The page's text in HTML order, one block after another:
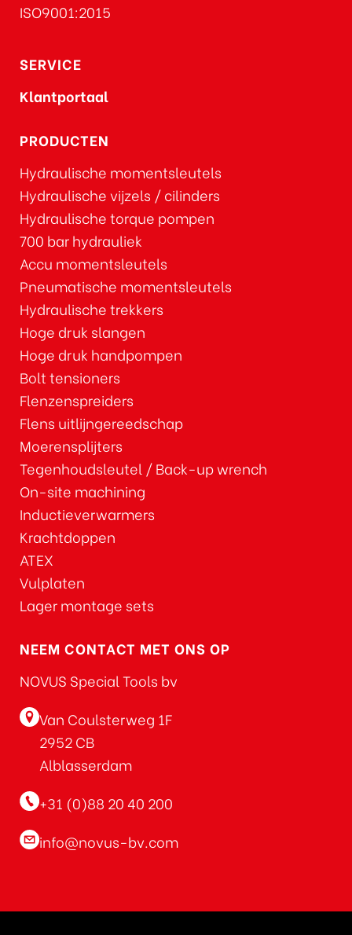
ISO9001:2015
SERVICE
Klantportaal
PRODUCTEN
Hydraulische momentsleutels
Hydraulische vijzels / cilinders
Hydraulische torque pompen
700 bar hydrauliek
Accu momentsleutels
Pneumatische momentsleutels
Hydraulische trekkers
Hoge druk slangen
Hoge druk handpompen
Bolt tensioners
Flenzenspreiders
Flens uitlijngereedschap
Moerensplijters
Tegenhoudsleutel / Back-up wrench
On-site machining
Inductieverwarmers
Krachtdoppen
ATEX
Vulplaten
Lager montage sets
NEEM CONTACT MET ONS OP
NOVUS Special Tools bv
Van Coulsterweg 1F
2952 CB
Alblasserdam
+31 (0)88 20 40 200
info@novus-bv.com